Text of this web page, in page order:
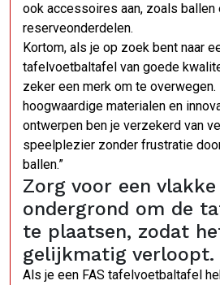
ook accessoires aan, zoals ballen
reserveonderdelen.
Kortom, als je op zoek bent naar
tafelvoetbaltafel van goede
zeker een merk om te overwegen.
hoogwaardige materialen en
ontwerpen ben je verzekerd van
speelplezier zonder frustratie
ballen.”
Zorg voor een vlakke
ondergrond om de
te plaatsen, zodat
gelijkmatig verloopt.
Als je een FAS tafelvoetbaltafel